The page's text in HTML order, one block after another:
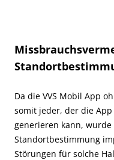
Da die VVS Mobil App
somit jeder, der die
generieren kann,
Standortbestimmung
Störungen für solche